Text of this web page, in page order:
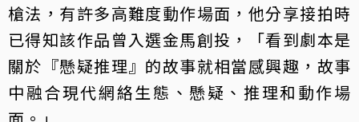
槍法，有許多高難度動作場面，他分享接拍時
已得知該作品曾入選金馬創投，「看到劇本是
關於『懸疑推理』的故事就相當感興趣，故事
中融合現代網絡生態、懸疑、推理和動作場